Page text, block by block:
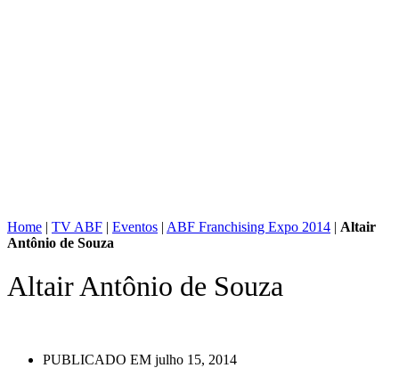
Home | TV ABF | Eventos | ABF Franchising Expo 2014 | Altair
Antônio de Souza
Altair Antônio de Souza
PUBLICADO EM julho 15, 2014